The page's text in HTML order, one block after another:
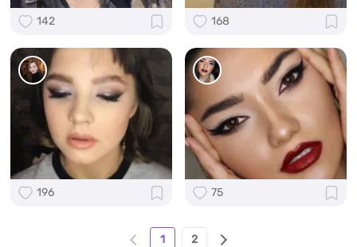
142 168
196 75
1 2